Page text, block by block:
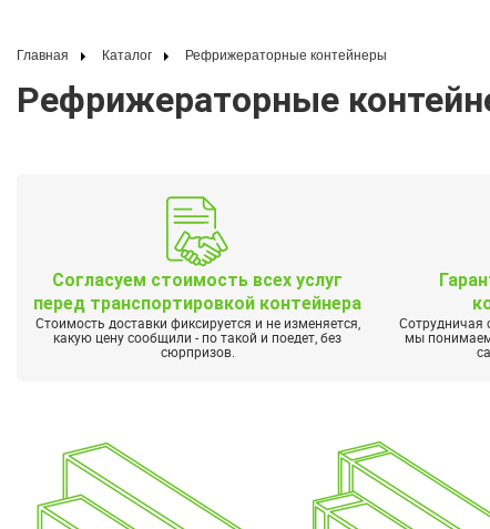
Главная Каталог Рефрижераторные контейнеры
Рефрижераторные
Согласуем стоимость всех услуг
перед транспортировкой контейнера
Стоимость доставки фиксируется и не изменяется,
какую цену сообщили - по такой и поедет, без
сюрпризов.
Сотрудничая
мы